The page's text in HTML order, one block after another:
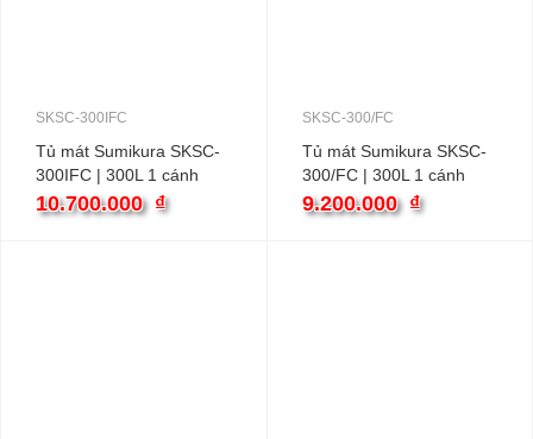
SKSC-300IFC
Tủ mát Sumikura SKSC-
300IFC | 300L 1 cánh
inverter
10.700.000 ₫
SKSC-300/FC
Tủ mát Sumikura SKSC-
300/FC | 300L 1 cánh
inverter
9.200.000 ₫